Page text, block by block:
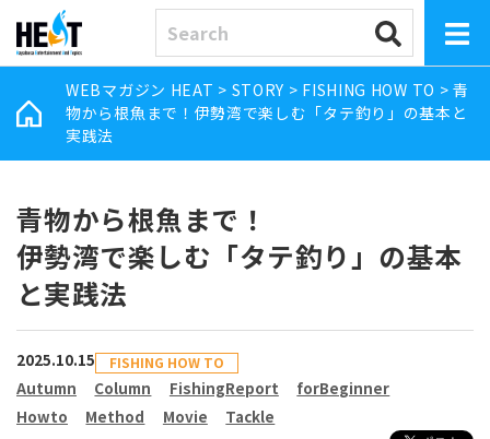
WEBマガジン HEAT > STORY > FISHING HOW TO >青
物から根魚まで！伊勢湾で楽しむ「タテ釣り」の基本と
実践法
青物から根魚まで！
伊勢湾で楽しむ「タテ釣り」の基本
と実践法
2025.10.15 FISHING HOW TO
Autumn Column FishingReport
forBeginner
Howto
Method Movie Tackle